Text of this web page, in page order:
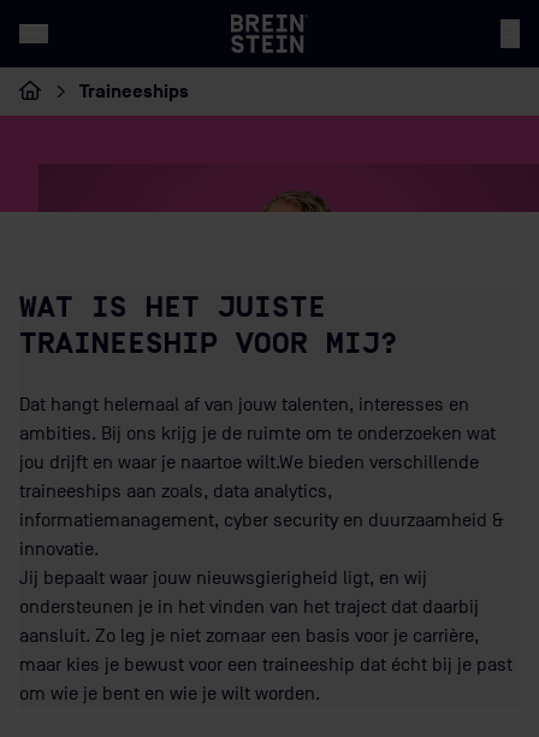
Home
Traineeships
WAT IS HET JUISTE
TRAINEESHIP VOOR MIJ?
Dat hangt helemaal af van jouw talenten, interesses en
ambities. Bij ons krijg je de ruimte om te onderzoeken wat
jou drijft en waar je naartoe wilt.We bieden verschillende
traineeships aan zoals, data analytics,
informatiemanagement, cyber security en duurzaamheid &
innovatie.
Jij bepaalt waar jouw nieuwsgierigheid ligt, en wij
ondersteunen je in het vinden van het traject dat daarbij
aansluit. Zo leg je niet zomaar een basis voor je carrière,
maar kies je bewust voor een traineeship dat écht bij je past
om wie je bent en wie je wilt worden.